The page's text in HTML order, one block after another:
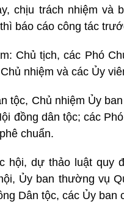
chịu trách nhiệm và
báo cáo công tác
Chủ tịch, các Phó
nhiệm và các Ủy
tộc, Chủ nhiệm Ủy
đồng dân tộc; các
chuẩn.
hội, dự thảo luật quy
Ủy ban thường vụ
Dân tộc, các Ủy ban